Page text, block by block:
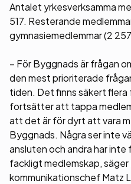
Antalet yrkesverksamma
517. Resterande
gymnasiemedlemmar (2
– För Byggnads är frågan
den mest prioriterade
tiden. Det finns säkert flera
fortsätter att tappa
att det är för dyrt att vara
Byggnads. Några ser inte
ansluten och andra har
fackligt medlemskap,
kommunikationschef Matz